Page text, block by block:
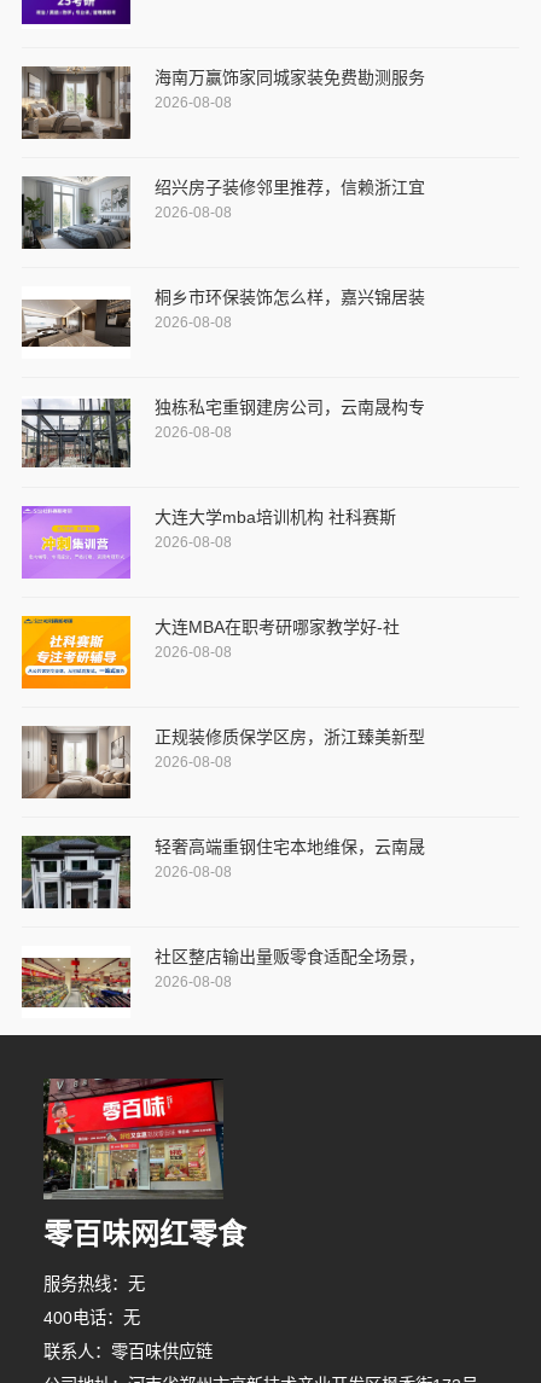
海南万赢饰家同城家装免费勘测服务
2026-08-08
绍兴房子装修邻里推荐，信赖浙江宜
2026-08-08
桐乡市环保装饰怎么样，嘉兴锦居装
2026-08-08
独栋私宅重钢建房公司，云南晟构专
2026-08-08
大连大学mba培训机构 社科赛斯
2026-08-08
大连MBA在职考研哪家教学好-社
2026-08-08
正规装修质保学区房，浙江臻美新型
2026-08-08
轻奢高端重钢住宅本地维保，云南晟
2026-08-08
社区整店输出量贩零食适配全场景，
2026-08-08
零百味网红零食
服务热线：无
400电话：无
联系人：零百味供应链